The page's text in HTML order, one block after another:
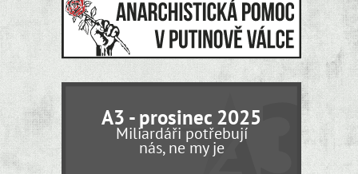
A3 - prosinec 2025
Miliardáři potřebují
nás, ne my je